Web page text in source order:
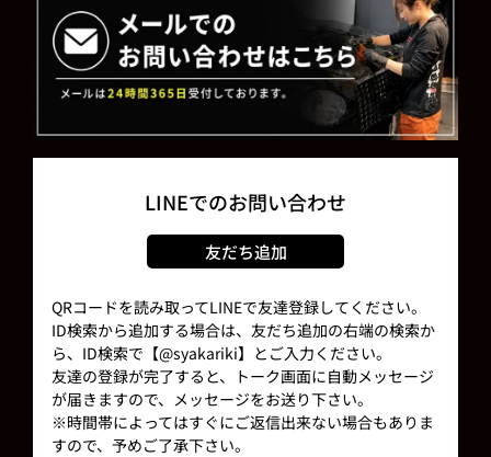
LINEでのお問い合わせ
友だち追加
QRコードを読み取ってLINEで友達登録してください。
ID検索から追加する場合は、友だち追加の右端の検索か
ら、ID検索で【@syakariki】とご入力ください。
友達の登録が完了すると、トーク画面に自動メッセージ
が届きますので、メッセージをお送り下さい。
※時間帯によってはすぐにご返信出来ない場合もありま
すので、予めご了承下さい。